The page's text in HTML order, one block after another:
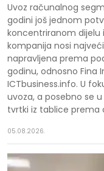
Uvoz računalnog
godini još jednom
koncentriranom dijelu
kompanija nosi
napravljena prema
godinu, odnosno Fina
ICTbusiness.info. U
uvoza, a posebno se
tvrtki iz tablice prema
05.08.2026.